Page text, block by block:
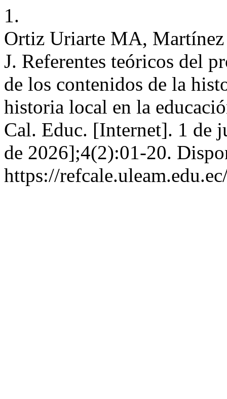
1.
Ortiz Uriarte MA,
J. Referentes teóricos del
de los contenidos de la
historia local en la
Cal. Educ. [Internet]. 1 de
de 2026];4(2):01-20.
https://